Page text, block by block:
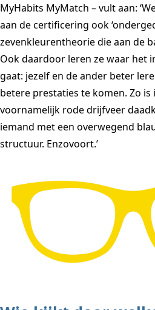
MyHabits MyMatch – vult aan:
aan de certificering ook
zevenkleurentheorie die aan de
Ook daardoor leren ze waar het
gaat: jezelf en de ander beter
betere prestaties te komen. Zo is
voornamelijk rode drijfveer
iemand met een overwegend
structuur. Enzovoort.’